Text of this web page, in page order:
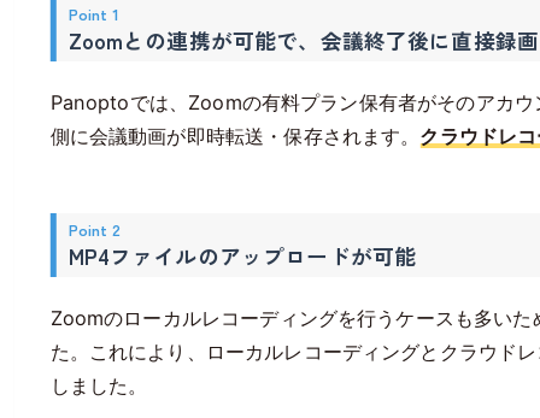
Point 1
Zoomとの連携が可能で、会議終了後に直接録
Panoptoでは、Zoomの有料プラン保有者がそのアカ
側に会議動画が即時転送・保存されます。 クラウドレ
Point 2
MP4ファイルのアップロードが可能
Zoomのローカルレコーディングを行うケースも多いた
た。これにより、ローカルレコーディングとクラウド
しました。